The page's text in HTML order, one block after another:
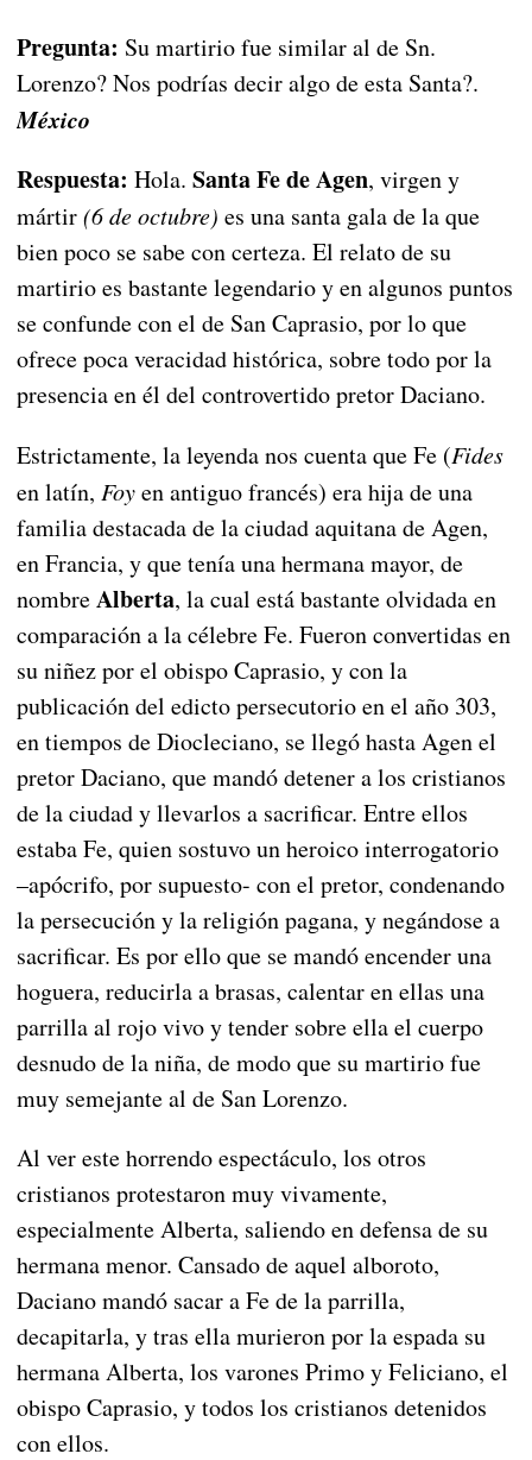
Pregunta: Su martirio fue similar al de Sn.
Lorenzo? Nos podrías decir algo de esta Santa?.
México
Respuesta: Hola. Santa Fe de Agen, virgen y
mártir(6 de octubre) es una santa gala de la que
bien poco se sabe con certeza. El relato de su
martirio es bastante legendario y en algunos puntos
se confunde con el de San Caprasio, por lo que
ofrece poca veracidad histórica, sobre todo por la
presencia en él del controvertido pretor Daciano.
Estrictamente, la leyenda nos cuenta que Fe (Fides
en latín, Foyen antiguo francés) era hija de una
familia destacada de la ciudad aquitana de Agen,
en Francia, y que tenía una hermana mayor, de
nombreAlberta, la cual está bastante olvidada en
comparación a la célebre Fe. Fueron convertidas en
su niñez por el obispo Caprasio, y con la
publicación del edicto persecutorio en el año 303,
en tiempos de Diocleciano, se llegó hasta Agen el
pretor Daciano, que mandó detener a los cristianos
de la ciudad y llevarlos a sacrificar. Entre ellos
estaba Fe, quien sostuvo un heroico interrogatorio
–apócrifo, por supuesto- con el pretor, condenando
la persecución y la religión pagana, y negándose a
sacrificar. Es por ello que se mandó encender una
hoguera, reducirla a brasas, calentar en ellas una
parrilla al rojo vivo y tender sobre ella el cuerpo
desnudo de la niña, de modo que su martirio fue
muy semejante al de San Lorenzo.
Al ver este horrendo espectáculo, los otros
cristianos protestaron muy vivamente,
especialmente Alberta, saliendo en defensa de su
hermana menor. Cansado de aquel alboroto,
Daciano mandó sacar a Fe de la parrilla,
decapitarla, y tras ella murieron por la espada su
hermana Alberta, los varones Primo y Feliciano, el
obispo Caprasio, y todos los cristianos detenidos
con ellos.